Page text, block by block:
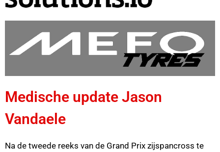
Medische update Jason
Vandaele
Na de tweede reeks van de Grand Prix zijspancross te